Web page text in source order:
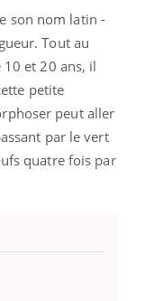
son nom latin -
Tout au
et 20 ans, il
petite
peut aller
par le vert
quatre fois par